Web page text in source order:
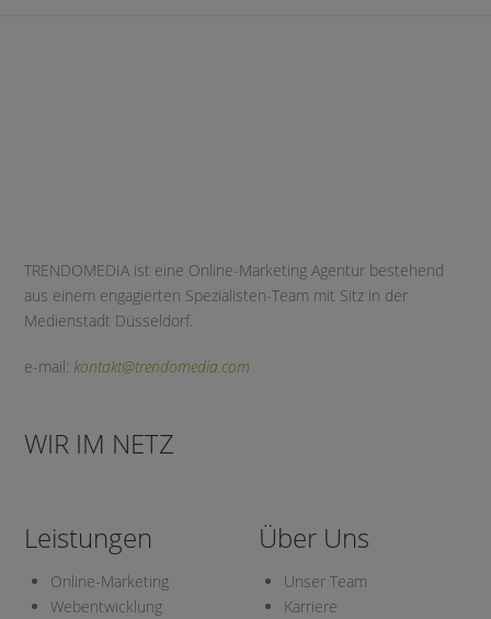
TRENDOMEDIA ist eine Online-Marketing Agentur bestehend
aus einem engagierten Spezialisten-Team mit Sitz in der
Medienstadt Düsseldorf.
e-mail: kontakt@trendomedia.com
WIR IM NETZ
Leistungen
Online-Marketing
Webentwicklung
Über Uns
Unser Team
Karriere